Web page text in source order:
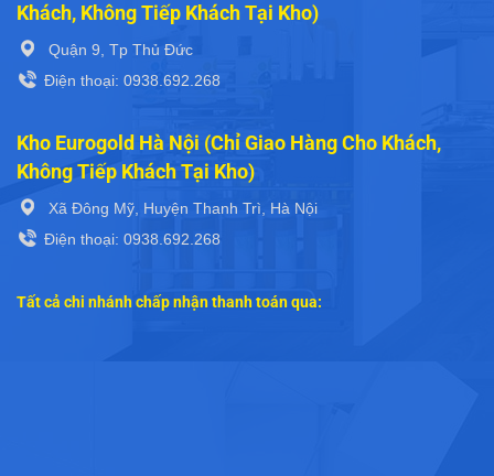
Khách, Không Tiếp Khách Tại Kho)
Quận 9, Tp Thủ Đức
Điện thoại: 0938.692.268
Kho Eurogold Hà Nội (Chỉ Giao Hàng Cho Khách,
Không Tiếp Khách Tại Kho)
Xã Đông Mỹ, Huyện Thanh Trì, Hà Nội
Điện thoại: 0938.692.268
Tất cả chi nhánh chấp nhận thanh toán qua: